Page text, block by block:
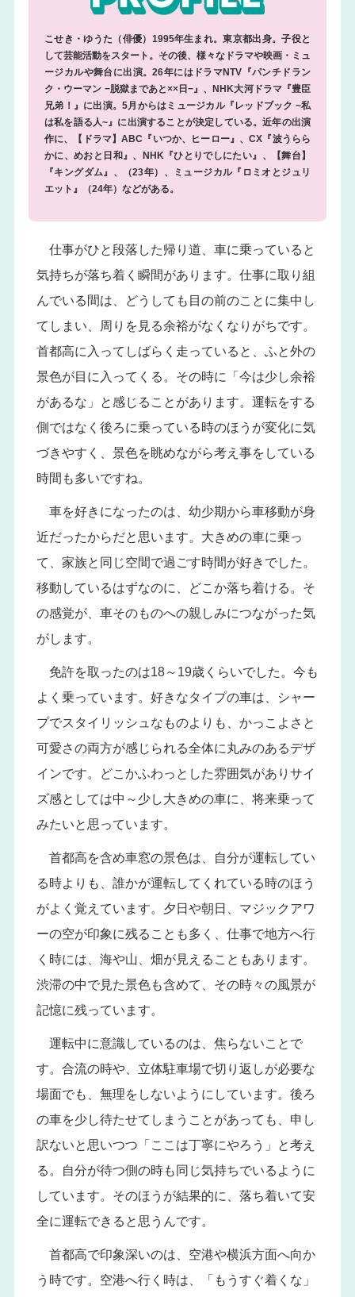
こせき・ゆうた（俳優）1995年生まれ。東京都出身。子役と
して芸能活動をスタート。その後、様々なドラマや映画・ミュ
ージカルや舞台に出演。26年にはドラマNTV『パンチドラン
ク・ウーマン −脱獄まであと××日−』、NHK大河ドラマ『豊臣
兄弟！』に出演。5月からはミュージカル『レッドブック ~私
は私を語る人~』に出演することが決定している。近年の出演
作に、【ドラマ】ABC『いつか、ヒーロー』、CX『波うらら
かに、めおと日和』、NHK『ひとりでしにたい』、【舞台】
『キングダム』、（23年）、ミュージカル『ロミオとジュリ
エット』（24年）などがある。
仕事がひと段落した帰り道、車に乗っていると
気持ちが落ち着く瞬間があります。仕事に取り組
んでいる間は、どうしても目の前のことに集中し
てしまい、周りを見る余裕がなくなりがちです。
首都高に入ってしばらく走っていると、ふと外の
景色が目に入ってくる。その時に「今は少し余裕
があるな」と感じることがあります。運転をする
側ではなく後ろに乗っている時のほうが変化に気
づきやすく、景色を眺めながら考え事をしている
時間も多いですね。
車を好きになったのは、幼少期から車移動が身
近だったからだと思います。大きめの車に乗っ
て、家族と同じ空間で過ごす時間が好きでした。
移動しているはずなのに、どこか落ち着ける。そ
の感覚が、車そのものへの親しみにつながった気
がします。
免許を取ったのは18～19歳くらいでした。今も
よく乗っています。好きなタイプの車は、シャー
プでスタイリッシュなものよりも、かっこよさと
可愛さの両方が感じられる全体に丸みのあるデザ
インです。どこかふわっとした雰囲気がありサイ
ズ感としては中～少し大きめの車に、将来乗って
みたいと思っています。
首都高を含め車窓の景色は、自分が運転してい
る時よりも、誰かが運転してくれている時のほう
がよく覚えています。夕日や朝日、マジックアワ
ーの空が印象に残ることも多く、仕事で地方へ行
く時には、海や山、畑が見えることもあります。
渋滞の中で見た景色も含めて、その時々の風景が
記憶に残っています。
運転中に意識しているのは、焦らないことで
す。合流の時や、立体駐車場で切り返しが必要な
場面でも、無理をしないようにしています。後ろ
の車を少し待たせてしまうことがあっても、申し
訳ないと思いつつ「ここは丁寧にやろう」と考え
る。自分が待つ側の時も同じ気持ちでいるように
しています。そのほうが結果的に、落ち着いて安
全に運転できると思うんです。
首都高で印象深いのは、空港や横浜方面へ向か
う時です。空港へ行く時は、「もうすぐ着くな」